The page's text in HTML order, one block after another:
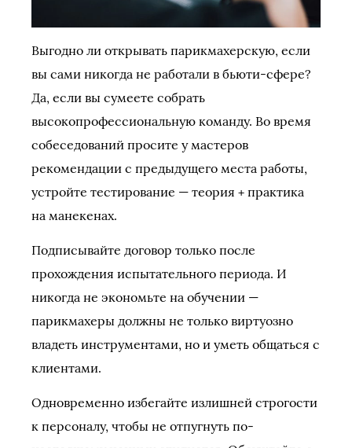
Выгодно ли открывать парикмахерскую, если
вы сами никогда не работали в бьюти-сфере?
Да, если вы сумеете собрать
высокопрофессиональную команду. Во время
собеседований просите у мастеров
рекомендации с предыдущего места работы,
устройте тестирование — теория + практика
на манекенах.
Подписывайте договор только после
прохождения испытательного периода. И
никогда не экономьте на обучении —
парикмахеры должны не только виртуозно
владеть инструментами, но и уметь общаться с
клиентами.
Одновременно избегайте излишней строгости
к персоналу, чтобы не отпугнуть по-